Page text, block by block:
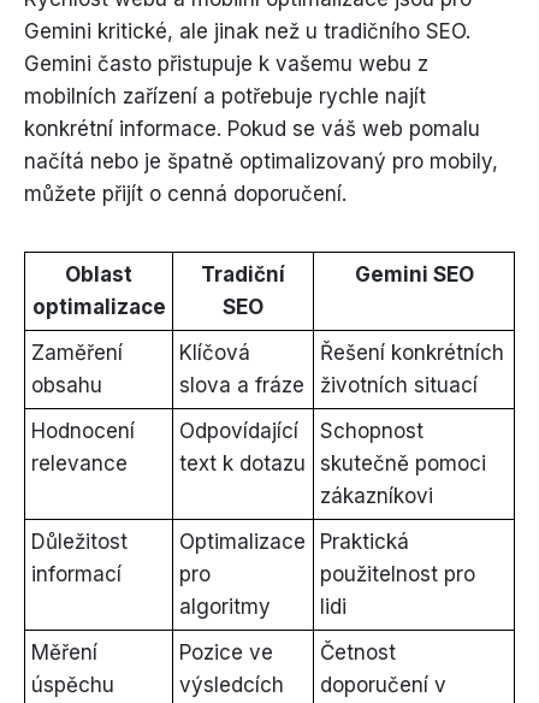
Gemini kritické, ale jinak než u tradičního SEO.
Gemini často přistupuje k vašemu webu z
mobilních zařízení a potřebuje rychle najít
konkrétní informace. Pokud se váš web pomalu
načítá nebo je špatně optimalizovaný pro mobily,
můžete přijít o cenná doporučení.
Oblast
optimalizace
Tradiční
SEO
Gemini SEO
Zaměření
obsahu
Klíčová
slova a fráze
Řešení konkrétních
životních situací
Hodnocení
relevance
Odpovídající
text k dotazu
Schopnost
skutečně pomoci
zákazníkovi
Důležitost
informací
Optimalizace
pro
algoritmy
Praktická
použitelnost pro
lidi
Měření
úspěchu
Pozice ve
výsledcích
Četnost
doporučení v